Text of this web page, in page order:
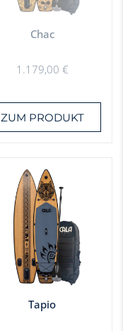
Chac
1.179,00 €
ZUM PRODUKT
Tapio